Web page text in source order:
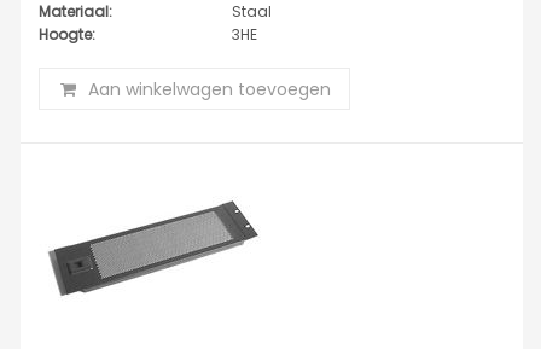
Materiaal:
Staal
Hoogte:
3HE
Aan winkelwagen toevoegen